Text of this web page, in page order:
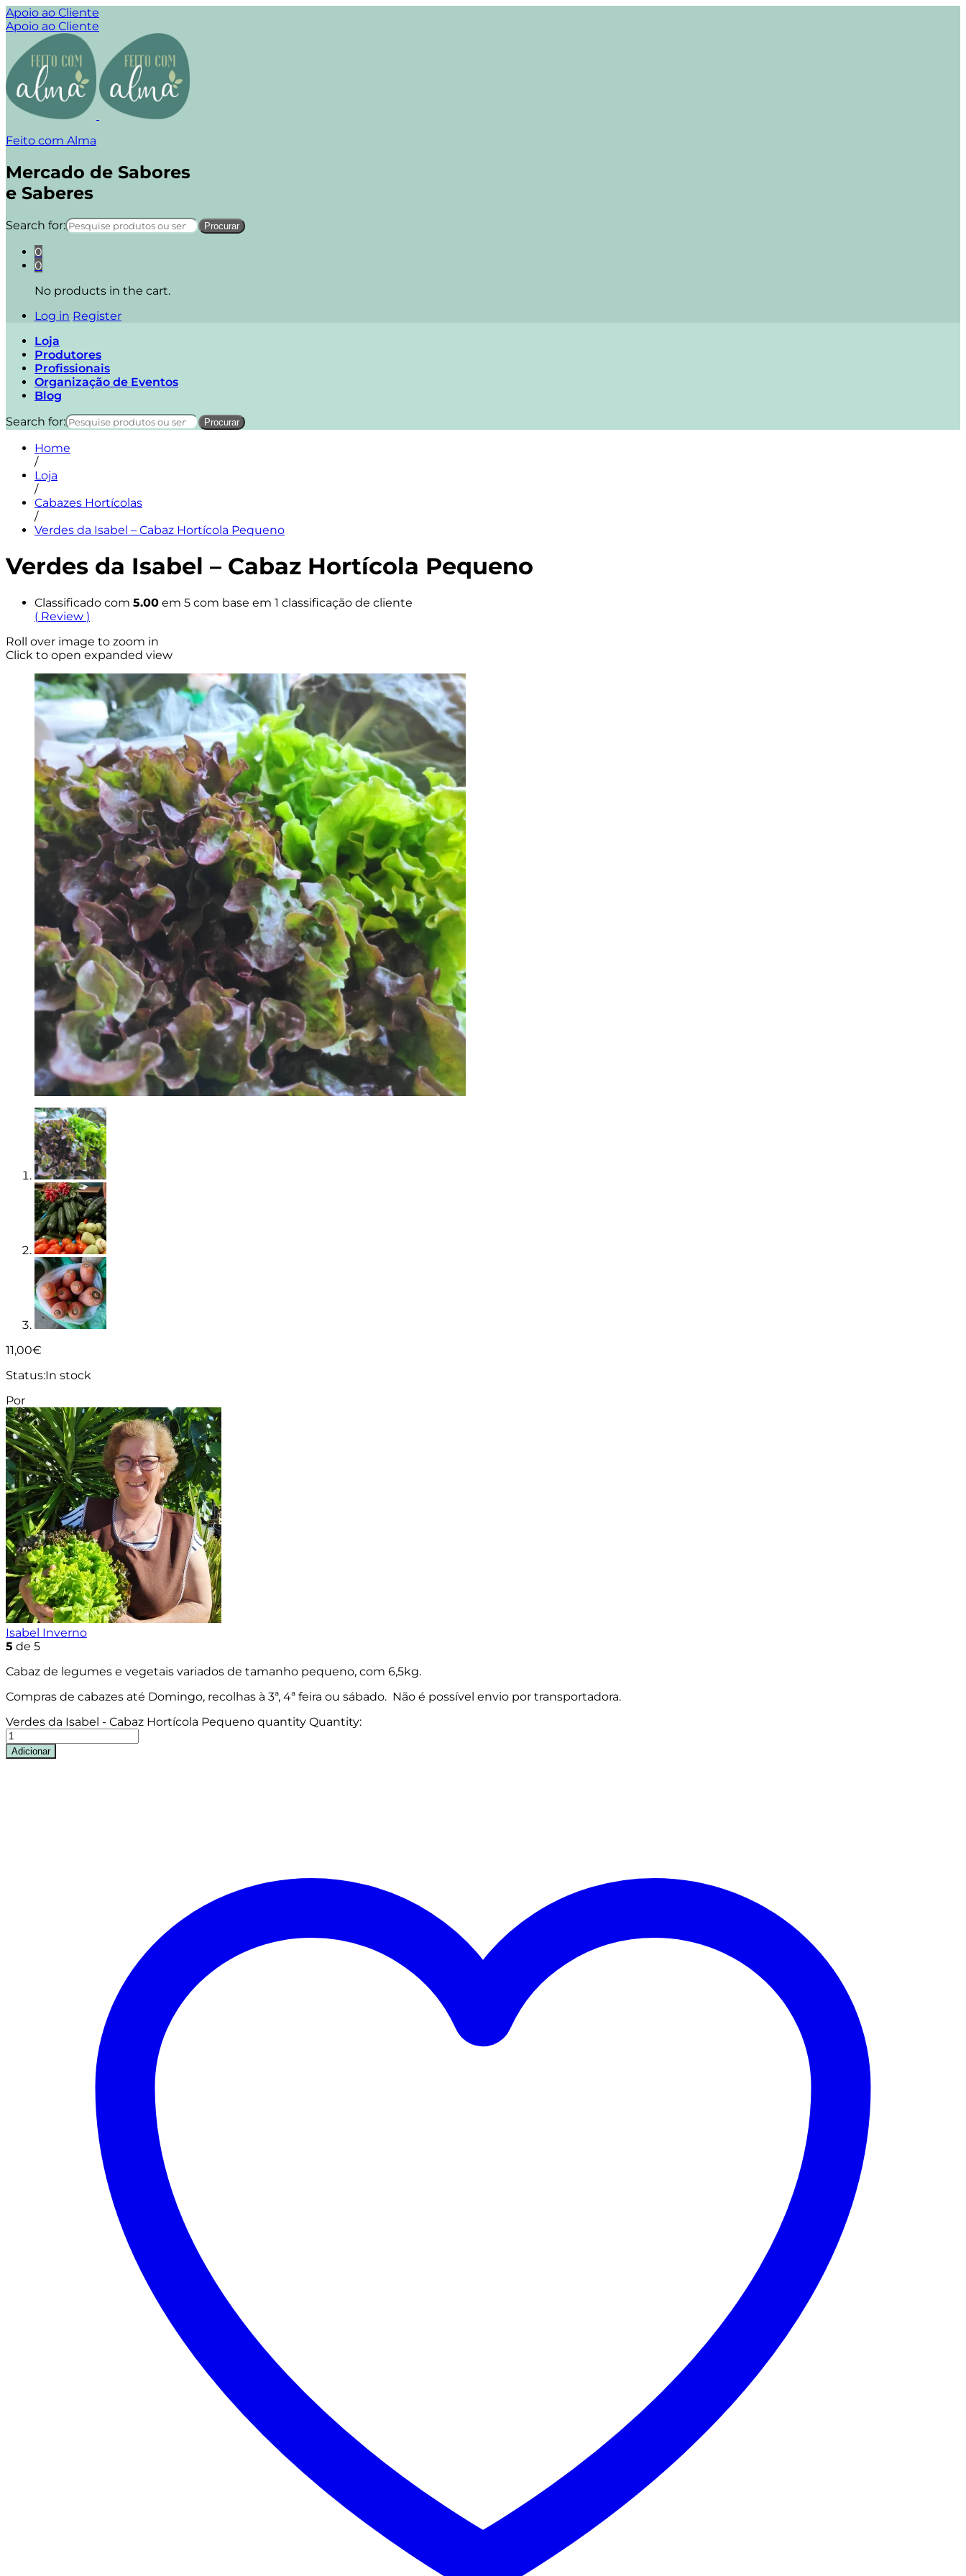
Apoio ao Cliente
Apoio ao Cliente
Feito com Alma
Mercado de Sabores
e Saberes
Search for:
0
0
No products in the cart.
Log in Register
Loja
Produtores
Profissionais
Organização de Eventos
Blog
Search for:
Home
/
Loja
/
Cabazes Hortícolas
/
Verdes da Isabel – Cabaz Hortícola Pequeno
Verdes da Isabel – Cabaz Hortícola Pequeno
Classificado com 5.00 em 5 com base em 1 classificação de cliente
( Review )
Roll over image to zoom in
Click to open expanded view
11,00€
Status:In stock
Por
Isabel Inverno
5 de 5
Cabaz de legumes e vegetais variados de tamanho pequeno, com 6,5kg.
Compras de cabazes até Domingo, recolhas à 3ª, 4ª feira ou sábado. Não é possível envio por transportadora.
Verdes da Isabel - Cabaz Hortícola Pequeno quantity Quantity:
Adicionar